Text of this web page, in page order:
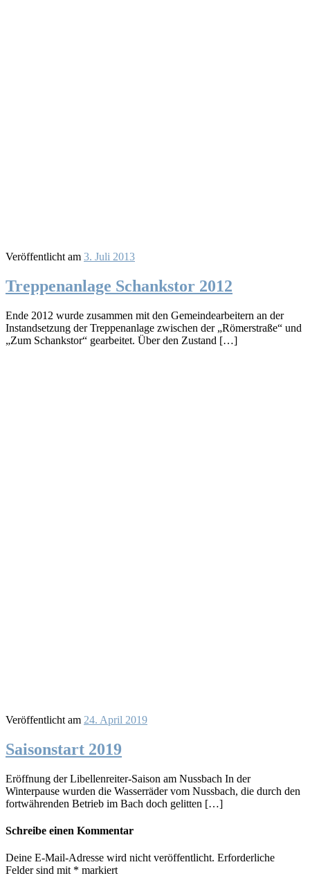
Veröffentlicht am 3. Juli 2013
Treppenanlage Schankstor 2012
Ende 2012 wurde zusammen mit den Gemeindearbeitern an der
Instandsetzung der Treppenanlage zwischen der „Römerstraße“ und
„Zum Schankstor“ gearbeitet. Über den Zustand […]
Veröffentlicht am 24. April 2019
Saisonstart 2019
Eröffnung der Libellenreiter-Saison am Nussbach In der
Winterpause wurden die Wasserräder vom Nussbach, die durch den
fortwährenden Betrieb im Bach doch gelitten […]
Schreibe einen Kommentar
Deine E-Mail-Adresse wird nicht veröffentlicht. Erforderliche
Felder sind mit * markiert